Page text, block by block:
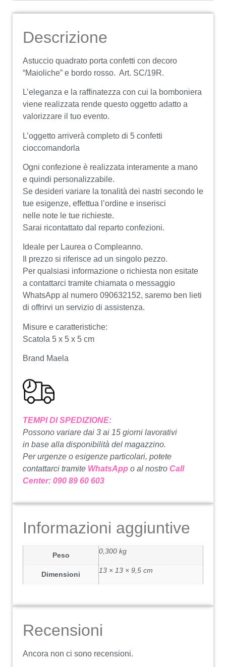
Descrizione
Astuccio quadrato porta confetti con decoro
“Maioliche” e bordo rosso. Art. SC/19R.
L’eleganza e la raffinatezza con cui la bomboniera
viene realizzata rende questo oggetto adatto a
valorizzare il tuo evento.
L’oggetto arriverà completo di 5 confetti
cioccomandorla
Ogni confezione è realizzata interamente a mano
e quindi personalizzabile.
Se desideri variare la tonalità dei nastri secondo le
tue esigenze, effettua l’ordine e inserisci
nelle note le tue richieste.
Sarai ricontattato dal reparto confezioni.
Ideale per Laurea o Compleanno.
Il prezzo si riferisce ad un singolo pezzo.
Per qualsiasi informazione o richiesta non esitate
a contattarci tramite chiamata o messaggio
WhatsApp al numero 090632152, saremo ben lieti
di offrirvi un servizio di assistenza.
Misure e caratteristiche:
Scatola 5 x 5 x 5 cm
Brand Maela
TEMPI DI SPEDIZIONE:
Possono variare dai 3 ai 15 giorni lavorativi
in base alla disponibilità del magazzino.
Per urgenze o esigenze particolari, potete
contattarci tramite WhatsApp o al nostro Call
Center: 090 89 60 603
Informazioni aggiuntive
Peso 0,300 kg
Dimensioni 13 × 13 × 9,5 cm
Recensioni
Ancora non ci sono recensioni.